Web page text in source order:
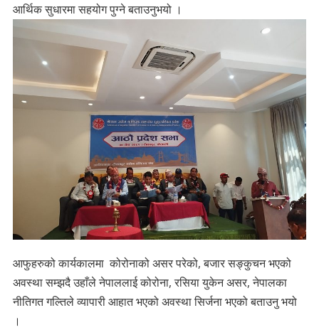
आर्थिक सुधारमा सहयोग पुग्ने बताउनुभयो ।
आफुहरुको कार्यकालमा कोरोनाको असर परेको, बजार सङ्कुचन भएको
अवस्था सम्झदै उहाँले नेपाललाई कोरोना, रसिया युकेन असर, नेपालका
नीतिगत गल्तिले व्यापारी आहात भएको अवस्था सिर्जना भएको बताउनु भयो
।